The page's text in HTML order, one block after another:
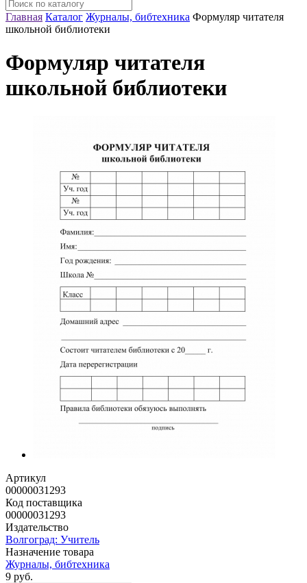
Главная Каталог Журналы, бибтехника Формуляр читателя
школьной библиотеки
Формуляр читателя
школьной библиотеки
Артикул
00000031293
Код поставщика
00000031293
Издательство
Волгоград: Учитель
Назначение товара
Журналы, бибтехника
9 руб.